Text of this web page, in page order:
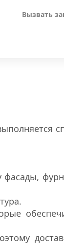
Вызвать